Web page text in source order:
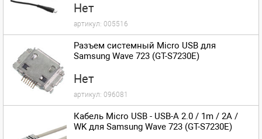
Нет
артикул: 005516
Разъем системный Micro USB для
Samsung Wave 723 (GT-S7230E)
Нет
артикул: 096081
Кабель Micro USB - USB-A 2.0 / 1m / 2A /
WK для Samsung Wave 723 (GT-S7230E)